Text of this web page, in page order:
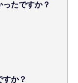
たですか？
すか？